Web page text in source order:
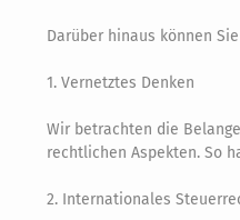
Darüber hinaus können
1. Vernetztes Denken
Wir betrachten die
rechtlichen Aspekten. So
2. Internationales